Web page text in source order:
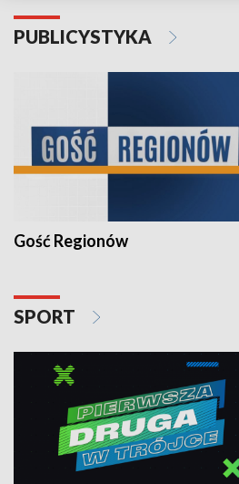
PUBLICYSTYKA
Gość Regionów
SPORT